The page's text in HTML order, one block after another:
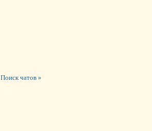
Поиск чатов »